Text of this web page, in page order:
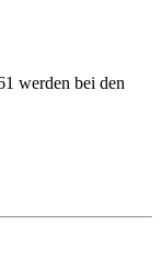
werden bei den